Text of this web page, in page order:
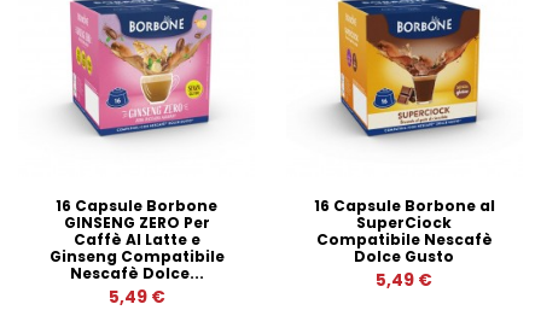
16 Capsule Borbone
GINSENG ZERO Per
Caffè Al Latte e
Ginseng Compatibile
Nescafè Dolce...
5,49 €
16 Capsule Borbone al
SuperCiock
Compatibile Nescafè
Dolce Gusto
5,49 €